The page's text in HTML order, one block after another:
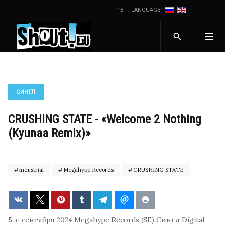
18+ | LANGUAGE:
СИНГЛ
CRUSHING STATE - «Welcome 2 Nothing
(Kyunaa Remix)»
industrial Megahype Records CRUSHING STATE
5-е сентября 2024 Megahype Records (SE) Сингл Digital